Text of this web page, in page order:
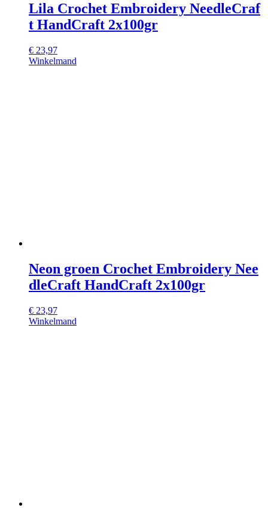
Lila Crochet Embroidery NeedleCraf
t HandCraft 2x100gr
€ 23,97
Winkelmand
Neon groen Crochet Embroidery Nee
dleCraft HandCraft 2x100gr
€ 23,97
Winkelmand